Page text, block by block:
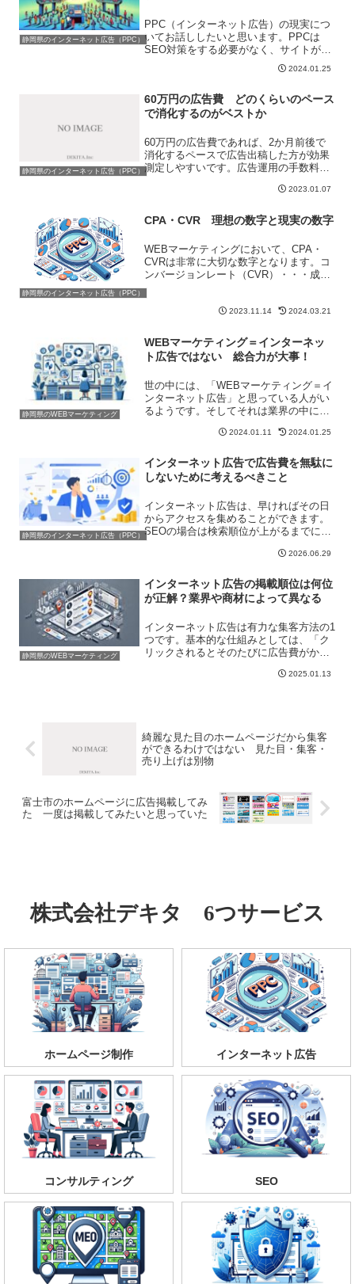
静岡県のインターネット広告（PPC）
PPC（インターネット広告）の現実につ
いてお話ししたいと思います。PPCは
SEO対策をする必要がなく、サイトが上
位表示していなかったとしても目立つ位
置に広告を出すことができます。そのた
示しないようなキーワ...
2024.01.25
静岡県のインターネット広告（PPC）
60万円の広告費 どのくらいのペース
で消化するのがベストか
60万円の広告費であれば、2か月前後で
消化するペースで広告出稿した方が効果
測定しやすいです。広告運用の手数料も
2023.01.07
静岡県のインターネット広告（PPC）
CPA・CVR 理想の数字と現実の数字
WEBマーケティングにおいて、CPA・
CVRは非常に大切な数字となります。コ
ンバージョンレート（CVR）・・・成約
率コストパーアクション（CPA）・・・
顧客獲得単価つまり何人のお客さんに対
して、何件獲得できたのか。1件獲得する
2023.11.14 2024.03.21
静岡県のWEBマーケティング
WEBマーケティング＝インターネッ
ト広告ではない 総合力が大事！
世の中には、「WEBマーケティング＝イ
ンターネット広告」と思っている人がい
るようです。そしてそれは業界の中にも
っているわけでもなく、どこかで資格を
解釈に違いはどうして...
2024.01.11 2024.01.25
静岡県のインターネット広告（PPC）
インターネット広告で広告費を無駄に
しないために考えるべきこと
インターネット広告は、早ければその日
からアクセスを集めることができます。
SEOの場合は検索順位が上がるまでに時
間がかかりますが、広告であれば設定が
完了し審査が通ればすぐに表示される可
したい」という場合には...
2026.06.29
静岡県のWEBマーケティング
インターネット広告の掲載順位は何位
が正解？業界や商材によって異なる
インターネット広告は有力な集客方法の1
つです。基本的な仕組みとしては、「ク
リックされるとそのたびに広告費がかか
そしてどの順位に広告が表示されるのか
2025.01.13
綺麗な見た目のホームページだから集客
ができるわけではない 見た目・集客・
売り上げは別物
富士市のホームページに広告掲載してみ
た 一度は掲載してみたいと思っていた
株式会社デキタ 6つサービス
ホームページ制作 インターネット広告
コンサルティング SEO